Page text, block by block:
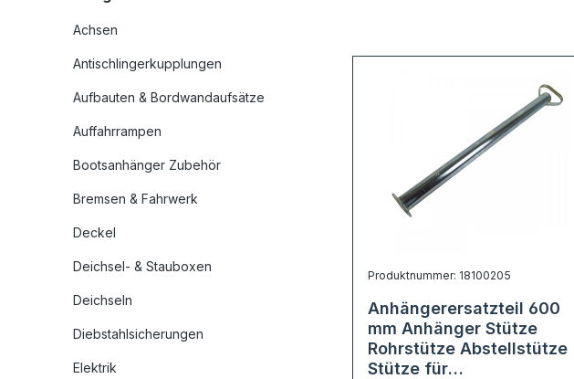
Achsen
Antischlingerkupplungen
Aufbauten & Bordwandaufsätze
Auffahrrampen
Bootsanhänger Zubehör
Bremsen & Fahrwerk
Deckel
Deichsel- & Stauboxen
Deichseln
Diebstahlsicherungen
Elektrik
Produktnummer: 18100205
Anhängerersatzteil 600
mm Anhänger Stütze
Rohrstütze Abstellstütze
Stütze für